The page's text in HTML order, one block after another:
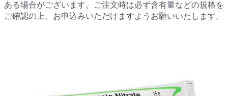
ある場合がございます。ご注文時は必ず含有量などの規格を
ご確認の上、お申込みいただけますようお願いいたします。